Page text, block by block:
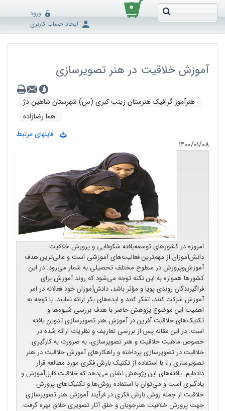
۰
ورود
ایجاد حساب کاربری
آموزش خلاقیت در هنر تصویرسازی
هنرآموز گرافیک هنرستان زینب کبری (س) شهرستان شاهین دژ
هما رضازاده
فایلهای مرتبط
۱۴۰۰/۰۱/۰۸
امروزه در کشورهای توسعه‌یافته شکوفایی و پرورش خلاقیت
دانش‌آموزان از مهم‌ترین فعالیت‌های آموزشی است و عالی‌ترین هدف
آموزش‌وپرورش در سطوح مختلف تحصیلی به شمار می‌رود. در این
کشورها همواره به این نکته توجه می‌شود که روند آموزش برای
فراگیرندگان روندی پویا و مؤثر باشد، دانش‌آموزان خود فعالانه در امر
آموزش شرکت‌ کنند، تفکر کنند و ایده‌های بکر ارائه نمایند. با توجه به
اهمیت این موضوع پژوهش حاضر با هدف بررسی شیوه‌ها و
تکنیک‌های خلاقیت آفرین در آموزش هنر تصویرسازی تدوین یافته
است. در این مقاله پس از بررسی تعاریف و نظریات ارائه شده در
خصوص ماهیت خلاقیت و هنر تصویرسازی، به ضرورت به کارگیری
خلاقیت در تصویرسازی پرداخته و راهکارهای آموزش خلاقیت در هنر
تصویرسازی را، با استفاده از تکنیک بارش فکری مورد مطالعه قرار
داده‌ایم. یافته‌های این پژوهش نشان می‌دهد که خلاقیت قابل‌آموزش و
یادگیری است و می‌توان با استفاده روش‌ها و تکنیک‌های پرورش
خلاقیت از جمله روش بارش فکری در فرآیند آموزش هنر تصویرسازی
جهت پرورش خلاقیت هنرجویان و خلق آثار تصویری خلاق بهره گرفت.